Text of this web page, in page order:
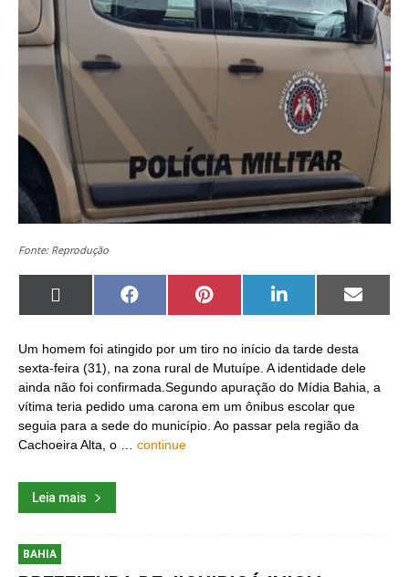
Fonte: Reprodução
Share
X
Share
Facebook
Share
on
Pinterest
Share
LinkedIn
Share
Email
Um homem foi atingido por um tiro no início da tarde desta
sexta-feira (31), na zona rural de Mutuípe. A identidade dele
ainda não foi confirmada.Segundo apuração do Mídia Bahia, a
vítima teria pedido uma carona em um ônibus escolar que
seguia para a sede do município. Ao passar pela região da
Cachoeira Alta, o … continue
Leia mais
BAHIA